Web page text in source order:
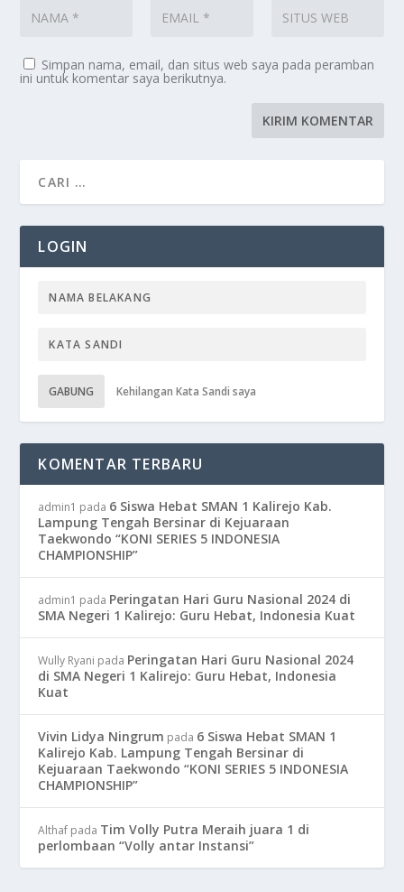
Simpan nama, email, dan situs web saya pada peramban
ini untuk komentar saya berikutnya.
LOGIN
GABUNG Kehilangan Kata Sandi saya
KOMENTAR TERBARU
admin1 pada 6 Siswa Hebat SMAN 1 Kalirejo Kab.
Lampung Tengah Bersinar di Kejuaraan
Taekwondo “KONI SERIES 5 INDONESIA
CHAMPIONSHIP”
admin1 pada Peringatan Hari Guru Nasional 2024 di
SMA Negeri 1 Kalirejo: Guru Hebat, Indonesia Kuat
Wully Ryani pada Peringatan Hari Guru Nasional 2024
di SMA Negeri 1 Kalirejo: Guru Hebat, Indonesia
Kuat
Vivin Lidya Ningrum pada 6 Siswa Hebat SMAN 1
Kalirejo Kab. Lampung Tengah Bersinar di
Kejuaraan Taekwondo “KONI SERIES 5 INDONESIA
CHAMPIONSHIP”
Althaf pada Tim Volly Putra Meraih juara 1 di
perlombaan “Volly antar Instansi”